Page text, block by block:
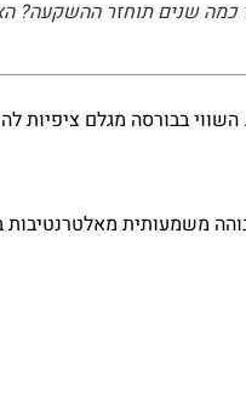
כמה שנים תוחזר
בבורסה מגלם ציפיות
שנים והתשואה התיאורטית על ההשקעה היא 5.2% לשנה. התשואה גבוהה